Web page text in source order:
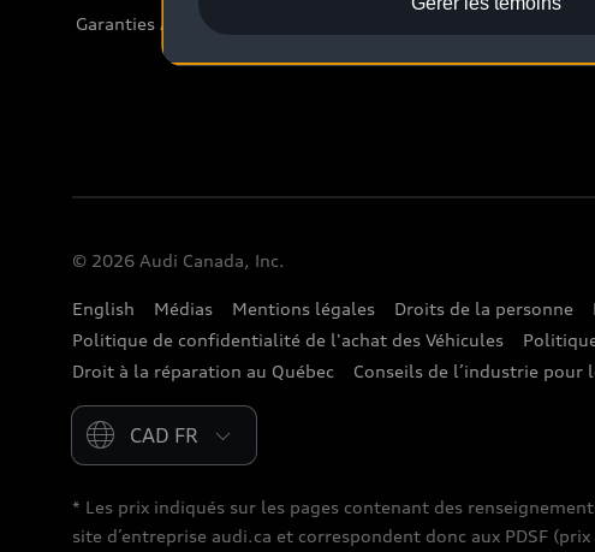
Garanties Audi et couverture
© 2026 Audi Canada, Inc.
English Médias Mentions légales Droits de la personne
Politique de confidentialité de l'achat des Véhicules
Droit à la réparation au Québec
Conseils de l’industrie pour
Please select country
* Les prix indiqués sur les pages contenant des
site d’entreprise audi.ca et correspondent donc aux PDSF